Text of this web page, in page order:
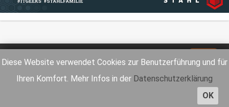
Diese Website verwendet Cookies zur Benutzerführung und für
Ihren Komfort. Mehr Infos in der Datenschutzerklärung
OK